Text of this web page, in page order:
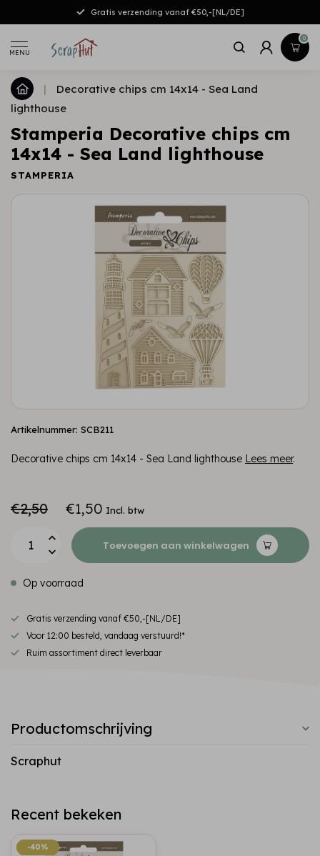
Gratis verzending vanaf €50,-[NL/DE]
MENU
0
|
Decorative chips cm 14x14 - Sea Land
lighthouse
Stamperia Decorative chips cm
14x14 - Sea Land lighthouse
STAMPERIA
Artikelnummer: SCB211
Decorative chips cm 14x14 - Sea Land lighthouse Lees meer.
€2,50 €1,50 Incl. btw
Toevoegen aan winkelwagen
Op voorraad
Gratis verzending vanaf €50,-[NL/DE]
Voor 12:00 besteld, vandaag verstuurd!*
Ruim assortiment direct leverbaar
Productomschrijving
Scraphut
Recent bekeken
-40%
-40%